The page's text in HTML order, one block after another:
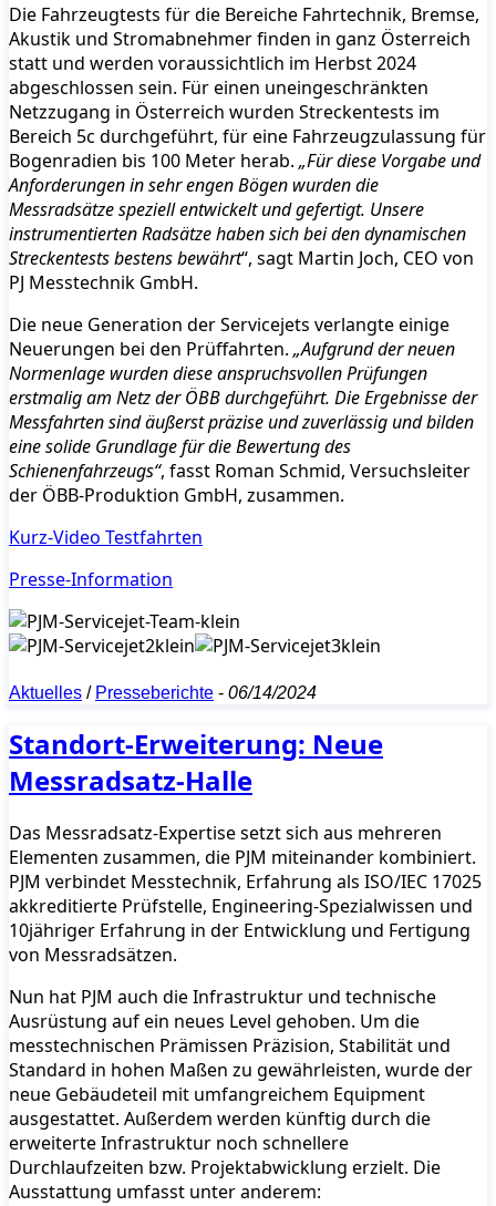
Die Fahrzeugtests für die Bereiche Fahrtechnik, Bremse,
Akustik und Stromabnehmer finden in ganz Österreich
statt und werden voraussichtlich im Herbst 2024
abgeschlossen sein. Für einen uneingeschränkten
Netzzugang in Österreich wurden Streckentests im
Bereich 5c durchgeführt, für eine Fahrzeugzulassung für
Bogenradien bis 100 Meter herab. „Für diese Vorgabe und
Anforderungen in sehr engen Bögen wurden die
Messradsätze speziell entwickelt und gefertigt. Unsere
instrumentierten Radsätze haben sich bei den dynamischen
Streckentests bestens bewährt“, sagt Martin Joch, CEO von
PJ Messtechnik GmbH.
Die neue Generation der Servicejets verlangte einige
Neuerungen bei den Prüffahrten. „Aufgrund der neuen
Normenlage wurden diese anspruchsvollen Prüfungen
erstmalig am Netz der ÖBB durchgeführt. Die Ergebnisse der
Messfahrten sind äußerst präzise und zuverlässig und bilden
eine solide Grundlage für die Bewertung des
Schienenfahrzeugs“, fasst Roman Schmid, Versuchsleiter
der ÖBB-Produktion GmbH, zusammen.
Kurz-Video Testfahrten
Presse-Information
Aktuelles / Presseberichte - 06/14/2024
Standort-Erweiterung: Neue
Messradsatz-Halle
Das Messradsatz-Expertise setzt sich aus mehreren
Elementen zusammen, die PJM miteinander kombiniert.
PJM verbindet Messtechnik, Erfahrung als ISO/IEC 17025
akkreditierte Prüfstelle, Engineering-Spezialwissen und
10jähriger Erfahrung in der Entwicklung und Fertigung
von Messradsätzen.
Nun hat PJM auch die Infrastruktur und technische
Ausrüstung auf ein neues Level gehoben. Um die
messtechnischen Prämissen Präzision, Stabilität und
Standard in hohen Maßen zu gewährleisten, wurde der
neue Gebäudeteil mit umfangreichem Equipment
ausgestattet. Außerdem werden künftig durch die
erweiterte Infrastruktur noch schnellere
Durchlaufzeiten bzw. Projektabwicklung erzielt. Die
Ausstattung umfasst unter anderem: